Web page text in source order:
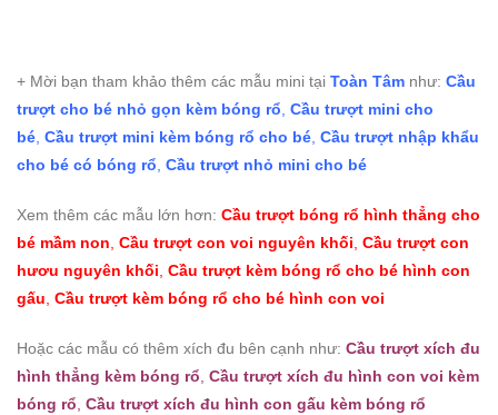
+ Mời bạn tham khảo thêm các mẫu mini tại Toàn Tâm như: Cầu
trượt cho bé nhỏ gọn kèm bóng rổ, Cầu trượt mini cho
bé, Cầu trượt mini kèm bóng rổ cho bé, Cầu trượt nhập khẩu
cho bé có bóng rổ, Cầu trượt nhỏ mini cho bé
Xem thêm các mẫu lớn hơn: Cầu trượt bóng rổ hình thẳng cho
bé mầm non, Cầu trượt con voi nguyên khối, Cầu trượt con
hươu nguyên khối, Cầu trượt kèm bóng rổ cho bé hình con
gấu, Cầu trượt kèm bóng rổ cho bé hình con voi
Hoặc các mẫu có thêm xích đu bên cạnh như: Cầu trượt xích đu
hình thẳng kèm bóng rổ, Cầu trượt xích đu hình con voi kèm
bóng rổ, Cầu trượt xích đu hình con gấu kèm bóng rổ